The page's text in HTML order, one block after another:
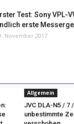
Test: Sony VPL-
erste
November 2017
Allgemein
JVC DLA-N5 / 7
unbestimmte